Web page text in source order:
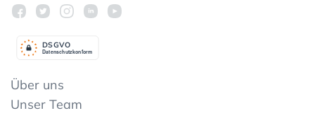
Datenschutzkonform
DSGVO
Über uns
Unser Team